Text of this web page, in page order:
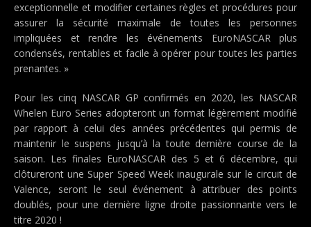
exceptionnelle et modifier certaines règles et procédures pour
assurer la sécurité maximale de toutes les personnes
impliquées et rendre les événements EuroNASCAR plus
condensés, rentables et facile à opérer pour toutes les parties
prenantes. »
Pour les cinq NASCAR GP confirmés en 2020, les NASCAR
Whelen Euro Series adopteront un format légèrement modifié
par rapport à celui des années précédentes qui permis de
maintenir le suspens jusqu’à la toute dernière course de la
saison. Les finales EuroNASCAR des 5 et 6 décembre, qui
clôtureront une Super Speed Week inaugurale sur le circuit de
Valence, seront le seul événement à attribuer des points
doublés, pour une dernière ligne droite passionnante vers le
titre 2020 !